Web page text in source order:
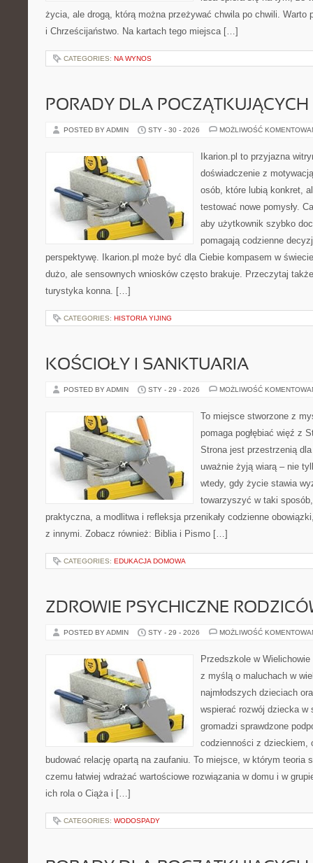
życia, ale drogą, którą można przeżywać chwila po chwili. Warto
i Chrześcijaństwo. Na kartach tego miejsca […]
CATEGORIES: NA WYNOS
PORADY DLA
POSTED BY ADMIN STY - 30 - 2026 MOŻLIWOŚĆ
Ikarion.pl to przyjazna
doświadczenie z
osób, które lubią konkret,
testować nowe pomysły.
aby użytkownik szybko
pomagają codzienne
perspektywę. Ikarion.pl może być dla Ciebie kompasem w
dużo, ale sensownych wniosków często brakuje. Przeczytaj
turystyka konna. […]
CATEGORIES: HISTORIA YIJING
KOŚCIOŁY I SANKTUARIA
POSTED BY ADMIN STY - 29 - 2026 MOŻLIWOŚĆ
To miejsce stworzone z
pomaga pogłębiać więź z
Strona jest przestrzenią
uważnie żyją wiarą – nie
wtedy, gdy życie stawia
towarzyszyć w taki
praktyczna, a modlitwa i refleksja przenikały codzienne
z innymi. Zobacz również: Biblia i Pismo […]
CATEGORIES: EDUKACJA DOMOWA
ZDROWIE PSYCHICZNE
POSTED BY ADMIN STY - 29 - 2026 MOŻLIWOŚĆ
Przedszkole w
z myślą o maluchach w
najmłodszych dzieciach
wspierać rozwój dziecka w
gromadzi sprawdzone
codzienności z dzieckiem,
budować relację opartą na zaufaniu. To miejsce, w którym teoria
czemu łatwiej wdrażać wartościowe rozwiązania w domu i w
ich rola o Ciąża i […]
CATEGORIES: WODOSPADY